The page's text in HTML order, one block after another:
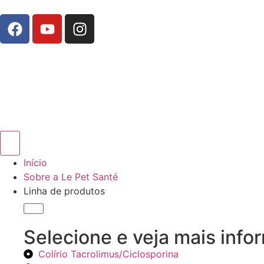
Início
Sobre a Le Pet Santé
Linha de produtos
Selecione e veja mais
Colírio Tacrolimus/Ciclosporina